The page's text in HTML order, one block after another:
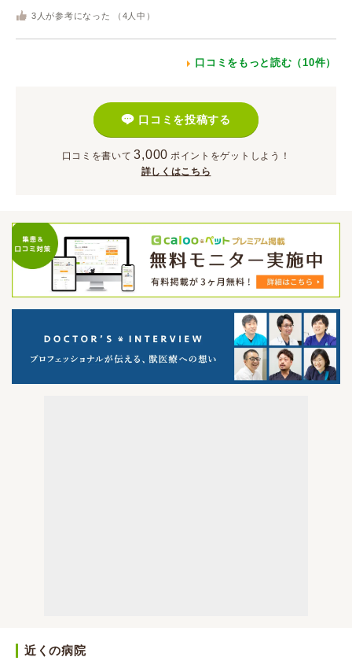
3 人が参考になった （ 4 人中）
口コミをもっと読む（10件）
口コミを投稿する
口コミを書いて 3,000 ポイント をゲットしよう！
詳しくはこちら
近くの病院